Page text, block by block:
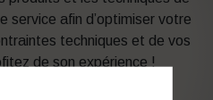
service afin d’optimiser votre
techniques et de vos
de son expérience !